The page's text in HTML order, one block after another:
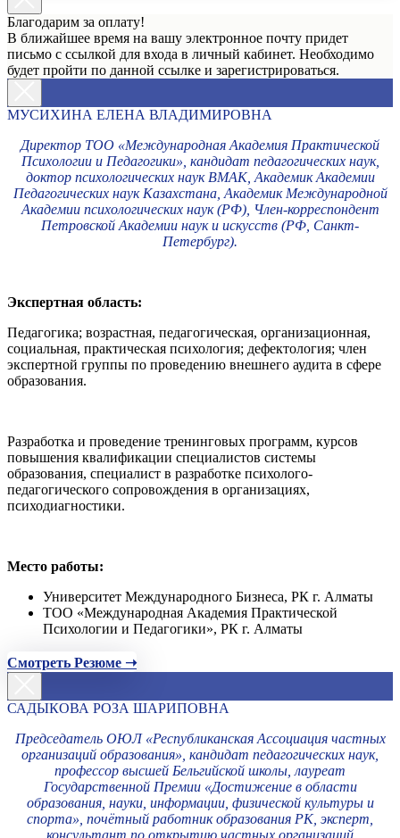
Благодарим за оплату!
В ближайшее время на вашу электронное почту придет
письмо с ссылкой для входа в личный кабинет. Необходимо
будет пройти по данной ссылке и зарегистрироваться.
МУСИХИНА ЕЛЕНА ВЛАДИМИРОВНА
Директор ТОО «Международная Академия Практической
Психологии и Педагогики», кандидат педагогических наук,
доктор психологических наук ВМАК, Академик Академии
Педагогических наук Казахстана, Академик Международной
Академии психологических наук (РФ), Член-корреспондент
Петровской Академии наук и искусств (РФ, Санкт-
Петербург).
Экспертная область:
Педагогика; возрастная, педагогическая, организационная,
социальная, практическая психология; дефектология; член
экспертной группы по проведению внешнего аудита в сфере
образования.
Разработка и проведение тренинговых программ, курсов
повышения квалификации специалистов системы
образования, специалист в разработке психолого-
педагогического сопровождения в организациях,
психодиагностики.
Место работы:
Университет Международного Бизнеса, РК г. Алматы
ТОО «Международная Академия Практической
Психологии и Педагогики», РК г. Алматы
Смотреть Резюме ➝
САДЫКОВА РОЗА ШАРИПОВНА
Председатель ОЮЛ «Республиканская Ассоциация частных
организаций образования», кандидат педагогических наук,
профессор высшей Бельгийской школы, лауреат
Государственной Премии «Достижение в области
образования, науки, информации, физической культуры и
спорта», почётный работник образования РК, эксперт,
консультант по открытию частных организаций